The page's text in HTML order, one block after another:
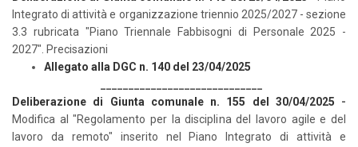
Integrato di attività e organizzazione triennio 2025/2027 - sezione
3.3 rubricata "Piano Triennale Fabbisogni di Personale 2025 -
2027". Precisazioni
Allegato alla DGC n. 140 del 23/04/2025
Deliberazione di Giunta comunale n. 155 del 30/04/2025 -
Modifica al "Regolamento per la disciplina del lavoro agile e del
lavoro da remoto" inserito nel Piano Integrato di attività e